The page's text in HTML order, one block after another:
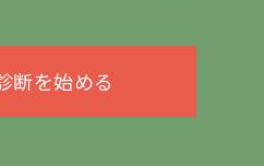
断を始める